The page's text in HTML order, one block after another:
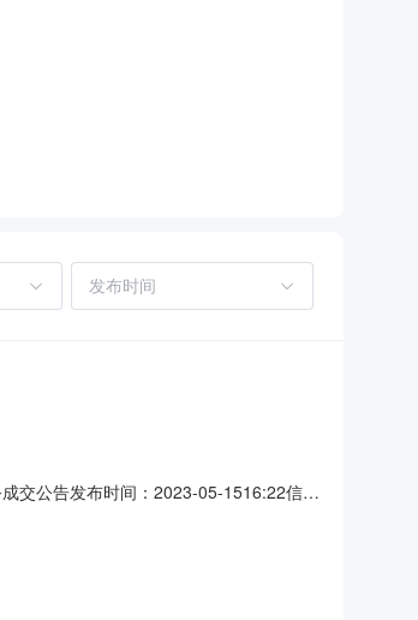
交公告发布时间：2023-05-1516:22信息